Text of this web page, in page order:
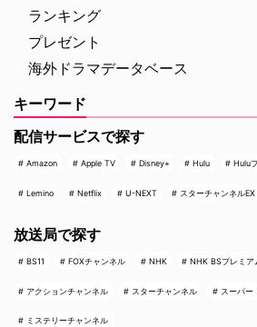
ランキング
プレゼント
海外ドラマデータベース
キーワード
配信サービスで探す
Amazon Apple TV Disney+ Hulu Hulu
Lemino Netflix U-NEXT スターチャンネルEX
放送局で探す
BS11 FOXチャンネル NHK NHK BSプレミア
アクションチャンネル スターチャンネル スーパー
ミステリーチャンネル